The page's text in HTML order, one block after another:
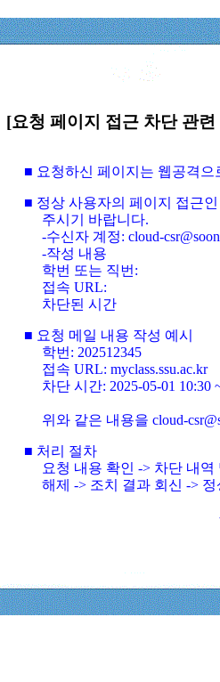
[요청 페이지 접근 차단 관
■ 요청하신 페이지는 웹공격
■ 정상 사용자의 페이지 접근
주시기 바랍니다.
-수신자 계정: cloud-
-작성 내용
학번 또는 직번:
접속 URL:
차단된 시간
■ 요청 메일 내용 작성 예시
학번: 202512345
접속 URL: myclass.ssu.ac.kr
차단 시간: 2025-05-01 10:30
위와 같은 내용을 cloud-
■ 처리 절차
요청 내용 확인 -> 차단 내
해제 -> 조치 결과 회신 ->